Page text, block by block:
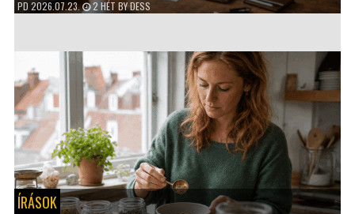
PD 2026.07.23. 2 HÉT BYDESS
ÍRÁSOK